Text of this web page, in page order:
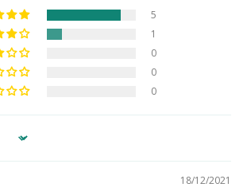
5
1
0
0
0
18/12/2021